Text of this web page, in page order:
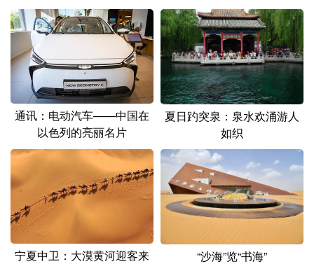
山东 河南 湖北 湖南
广西 海南 重庆
四川 云南 西藏
陕西 甘肃 青海 宁夏
新疆 内蒙古
多语种频道
English عربى
Русский язык 日本語 한국어
通讯：电动汽车——中国在
以色列的亮丽名片
夏日趵突泉：泉水欢涌游人
如织
宁夏中卫：大漠黄河迎客来 “沙海”览“书海”